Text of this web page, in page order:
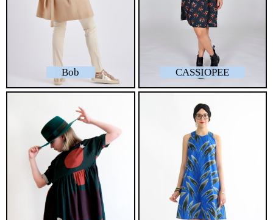
Bob CASSIOPEE